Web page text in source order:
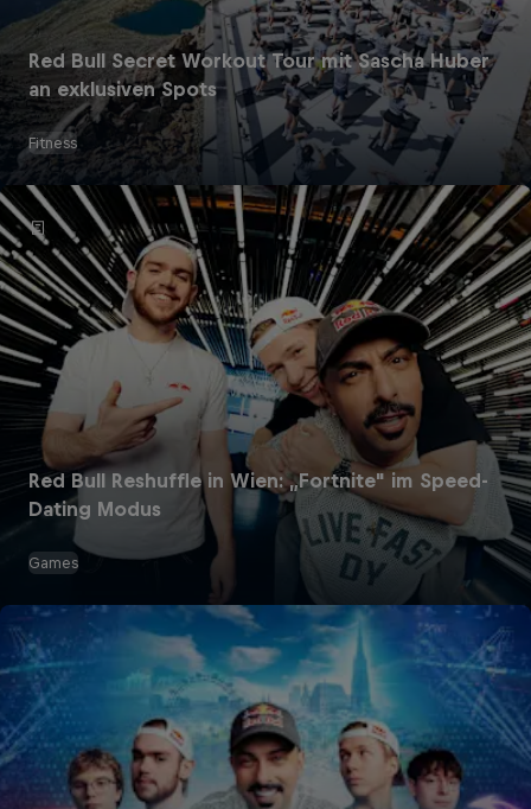
Red Bull Secret Workout Tour mit Sascha Huber
an exklusiven Spots
Fitness
Red Bull Reshuffle in Wien: „Fortnite" im Speed-
Dating Modus
Games